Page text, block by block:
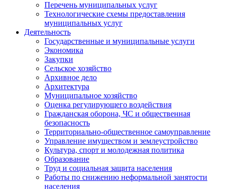
Перечень муниципальных услуг
Технологические схемы предоставления
муниципальных услуг
Деятельность
Государственные и муниципальные услуги
Экономика
Закупки
Сельское хозяйство
Архивное дело
Архитектура
Муниципальное хозяйство
Оценка регулирующего воздействия
Гражданская оборона, ЧС и общественная
безопасность
Территориально-общественное самоуправление
Управление имуществом и землеустройство
Культура, спорт и молодежная политика
Образование
Труд и социальная защита населения
Работы по снижению неформальной занятости
населения